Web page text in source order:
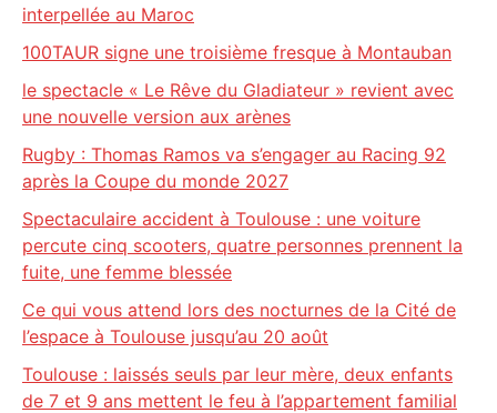
interpellée au Maroc
100TAUR signe une troisième fresque à Montauban
le spectacle « Le Rêve du Gladiateur » revient avec
une nouvelle version aux arènes
Rugby : Thomas Ramos va s’engager au Racing 92
après la Coupe du monde 2027
Spectaculaire accident à Toulouse : une voiture
percute cinq scooters, quatre personnes prennent la
fuite, une femme blessée
Ce qui vous attend lors des nocturnes de la Cité de
l’espace à Toulouse jusqu’au 20 août
Toulouse : laissés seuls par leur mère, deux enfants
de 7 et 9 ans mettent le feu à l’appartement familial